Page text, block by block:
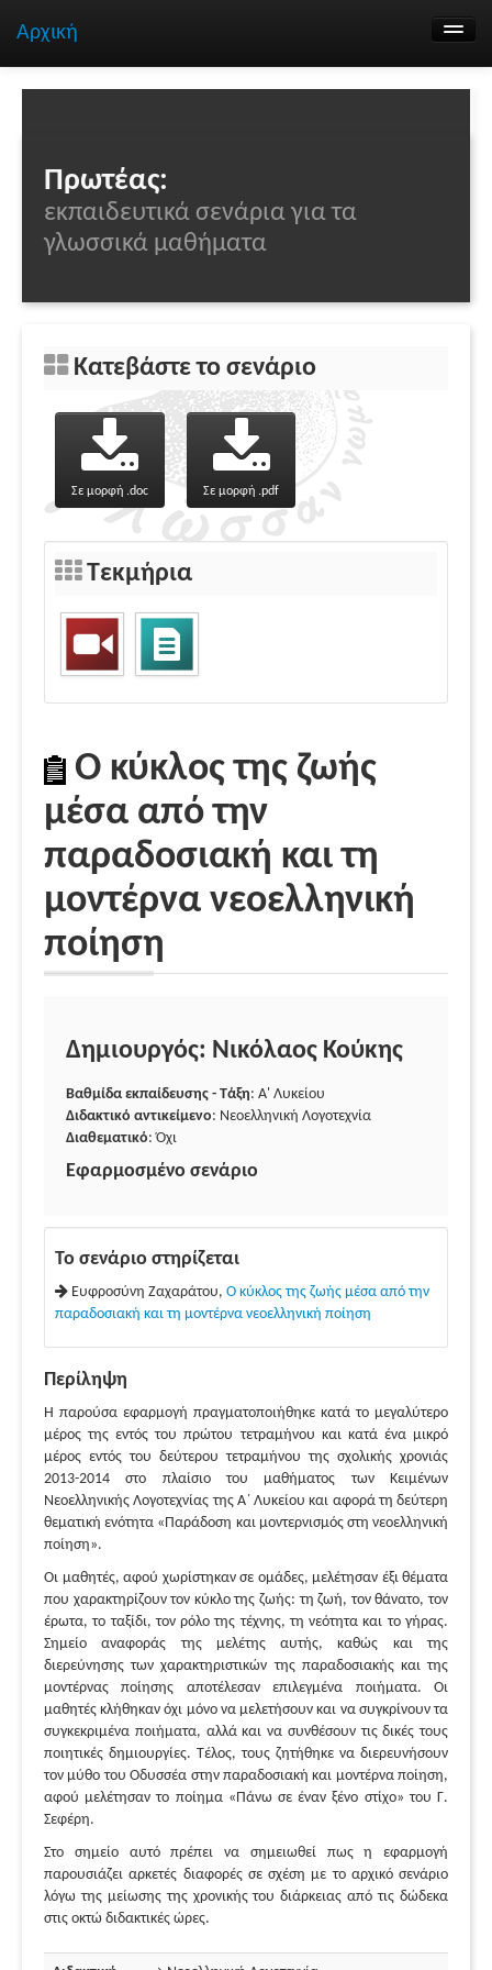
Αρχική
Πρωτέας:
εκπαιδευτικά σενάρια για τα
γλωσσικά μαθήματα
Κατεβάστε το σενάριο
Σε μορφή .doc Σε μορφή .pdf
Τεκμήρια
Ο κύκλος της ζωής
μέσα από την
παραδοσιακή και τη
μοντέρνα νεοελληνική
ποίηση
Δημιουργός: Νικόλαος Κούκης
Βαθμίδα εκπαίδευσης - Τάξη: Α' Λυκείου
Διδακτικό αντικείμενο: Νεοελληνική Λογοτεχνία
Διαθεματικό: Όχι
Εφαρμοσμένο σενάριο
Το σενάριο στηρίζεται
Ευφροσύνη Ζαχαράτου, Ο κύκλος της ζωής μέσα από την
παραδοσιακή και τη μοντέρνα νεοελληνική ποίηση
Περίληψη
Η παρούσα εφαρμογή πραγματοποιήθηκε κατά το μεγαλύτερο
μέρος της εντός του πρώτου τετραμήνου και κατά ένα μικρό
μέρος εντός του δεύτερου τετραμήνου της σχολικής χρονιάς
2013-2014 στο πλαίσιο του μαθήματος των Κειμένων
Νεοελληνικής Λογοτεχνίας της Α΄ Λυκείου και αφορά τη δεύτερη
θεματική ενότητα «Παράδοση και μοντερνισμός στη νεοελληνική
ποίηση».
Οι μαθητές, αφού χωρίστηκαν σε ομάδες, μελέτησαν έξι θέματα
που χαρακτηρίζουν τον κύκλο της ζωής: τη ζωή, τον θάνατο, τον
έρωτα, το ταξίδι, τον ρόλο της τέχνης, τη νεότητα και το γήρας.
Σημείο αναφοράς της μελέτης αυτής, καθώς και της
διερεύνησης των χαρακτηριστικών της παραδοσιακής και της
μοντέρνας ποίησης αποτέλεσαν επιλεγμένα ποιήματα. Οι
μαθητές κλήθηκαν όχι μόνο να μελετήσουν και να συγκρίνουν τα
συγκεκριμένα ποιήματα, αλλά και να συνθέσουν τις δικές τους
ποιητικές δημιουργίες. Τέλος, τους ζητήθηκε να διερευνήσουν
τον μύθο του Οδυσσέα στην παραδοσιακή και μοντέρνα ποίηση,
αφού μελέτησαν το ποίημα «Πάνω σε έναν ξένο στίχο» του Γ.
Σεφέρη.
Στο σημείο αυτό πρέπει να σημειωθεί πως η εφαρμογή
παρουσιάζει αρκετές διαφορές σε σχέση με το αρχικό σενάριο
λόγω της μείωσης της χρονικής του διάρκειας από τις δώδεκα
στις οκτώ διδακτικές ώρες.